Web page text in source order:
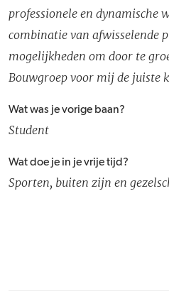
professionele en dynamische
combinatie van afwisselende
mogelijkheden om door te
Bouwgroep voor mij de juiste
Wat was je vorige baan?
Student
Wat doe je in je vrije tijd?
Sporten, buiten zijn en